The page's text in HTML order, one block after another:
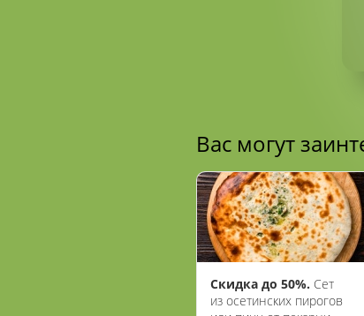
Вас могут
Скидка до 50%. Сет
из осетинских пирогов